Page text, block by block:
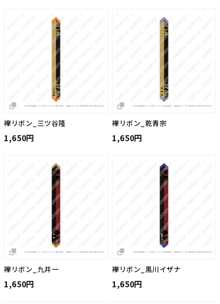
襷リボン_三ツ谷隆
1,650円
襷リボン_乾青宗
1,650円
襷リボン_九井一
1,650円
襷リボン_黒川イザナ
1,650円